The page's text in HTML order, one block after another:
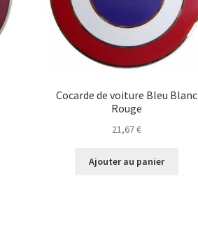
Cocarde de voiture Bleu Blanc
Rouge
21,67€
Ajouter au panier